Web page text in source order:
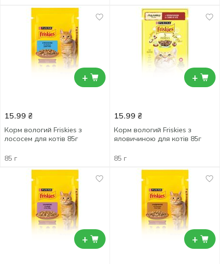
+
15.99 ₴
Корм вологий Friskies з
лососем для котів 85г
85 г
+
15.99 ₴
Корм вологий Friskies з
яловичиною для котів 85г
85 г
+ +